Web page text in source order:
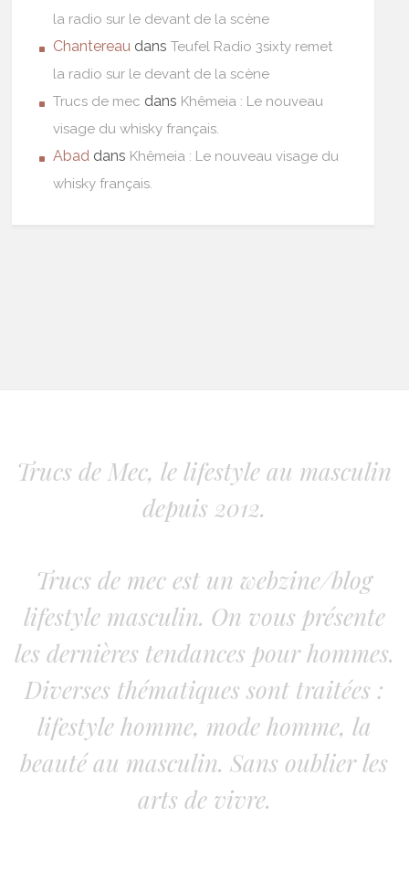
la radio sur le devant de la scène
Chantereau dansTeufel Radio 3sixty remet
la radio sur le devant de la scène
Trucs de mec dans Khêmeia : Le nouveau
visage du whisky français.
Abad dans Khêmeia : Le nouveau visage du
whisky français.
Trucs de Mec, le lifestyle au masculin
depuis 2012.
Trucs de mec est un webzine/blog
lifestyle masculin. On vous présente
les dernières tendances pour hommes.
Diverses thématiques sont traitées :
lifestyle homme, mode homme, la
beauté au masculin. Sans oublier les
arts de vivre.